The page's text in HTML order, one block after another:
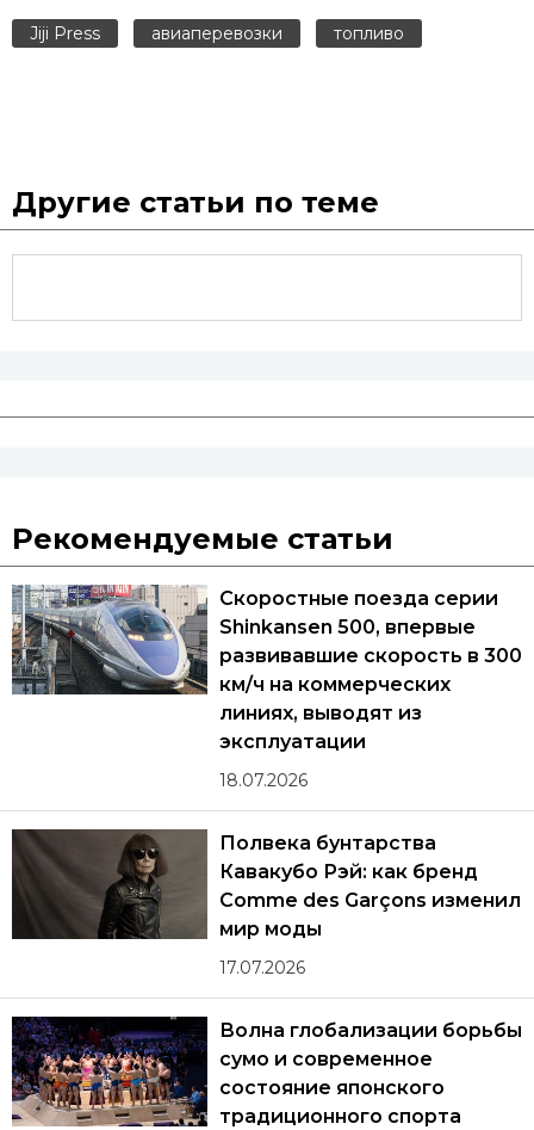
Jiji Press авиаперевозки топливо
Другие статьи по теме
Рекомендуемые статьи
Скоростные поезда серии
Shinkansen 500, впервые
развивавшие скорость в 300
км/ч на коммерческих
линиях, выводят из
эксплуатации
18.07.2026
Полвека бунтарства
Кавакубо Рэй: как бренд
Comme des Garçons изменил
мир моды
17.07.2026
Волна глобализации борьбы
сумо и современное
состояние японского
традиционного спорта